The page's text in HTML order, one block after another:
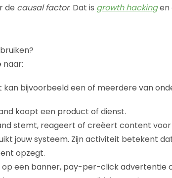
de causal factor. Dat is growth hackingen
naar:
kan bijvoorbeeld een of meerdere van
koopt een product of dienst.
stemt, reageert of creëert content voor
jouw systeem. Zijn activiteit betekent
opzegt.
op een banner, pay-per-click advertentie